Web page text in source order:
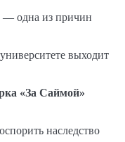
— одна из причин
выходит
«За Саймой»
наследство